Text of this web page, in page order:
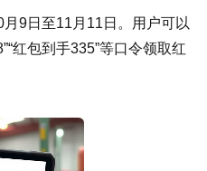
9日至11月11日。用户可以
红包到手335”等口令领取红